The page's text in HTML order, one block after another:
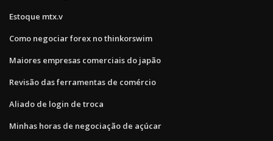
Estoque mtx.v
Como negociar forex no thinkorswim
Maiores empresas comerciais do japão
Revisão das ferramentas de comércio
Aliado de login de troca
Minhas horas de negociação de açúcar